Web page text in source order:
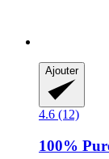
Ajouter
4.6 (12)
100%